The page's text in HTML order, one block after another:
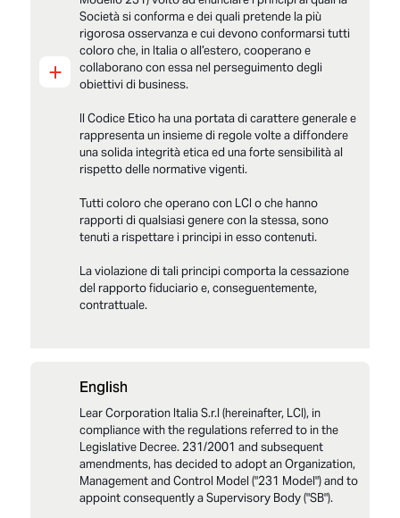
+
Società si conforma e dei quali pretende la più
rigorosa osservanza e cui devono conformarsi tutti
coloro che, in Italia o all’estero, cooperano e
collaborano con essa nel perseguimento degli
obiettivi di business.
Il Codice Etico ha una portata di carattere generale e
rappresenta un insieme di regole volte a diffondere
una solida integrità etica ed una forte sensibilità al
rispetto delle normative vigenti.
Tutti coloro che operano con LCI o che hanno
rapporti di qualsiasi genere con la stessa, sono
tenuti a rispettare i principi in esso contenuti.
La violazione di tali principi comporta la cessazione
del rapporto fiduciario e, conseguentemente,
contrattuale.
LCI_Modello 231_Parte_Generale_Final_2025
LCI_All_1 Parte_Generale_Elenco reati
presupposto_2025
LCI_Modello 231_Codice Etico_2025
English
Lear Corporation Italia S.r.l (hereinafter, LCI), in
compliance with the regulations referred to in the
Legislative Decree. 231/2001 and subsequent
amendments, has decided to adopt an Organization,
Management and Control Model ("231 Model") and to
appoint consequently a Supervisory Body ("SB").